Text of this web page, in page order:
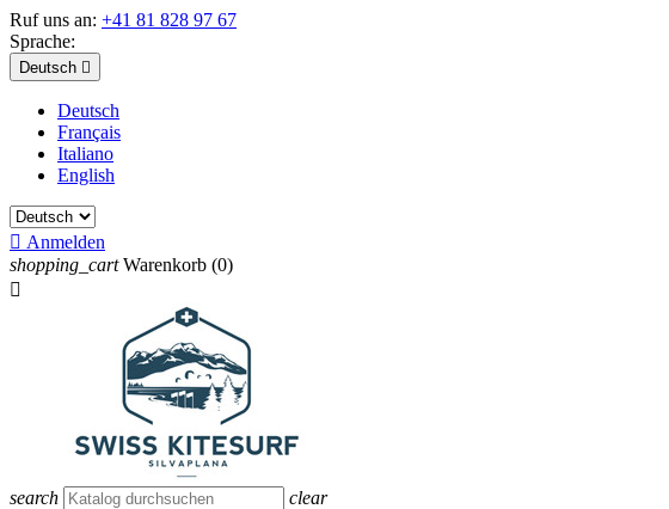
Ruf uns an: +41 81 828 97 67
Sprache:
Deutsch 
Deutsch
Français
Italiano
English
 Anmelden
shopping_cart Warenkorb (0)

search
clear